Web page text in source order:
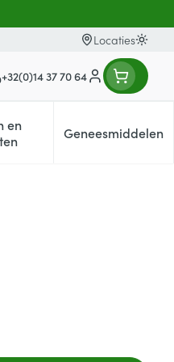
Locaties
+32(0)14 37 70 64
Klant menu
en EHBO categorie
en
submenu voor Dieren en
Geneesmiddelen
Toon